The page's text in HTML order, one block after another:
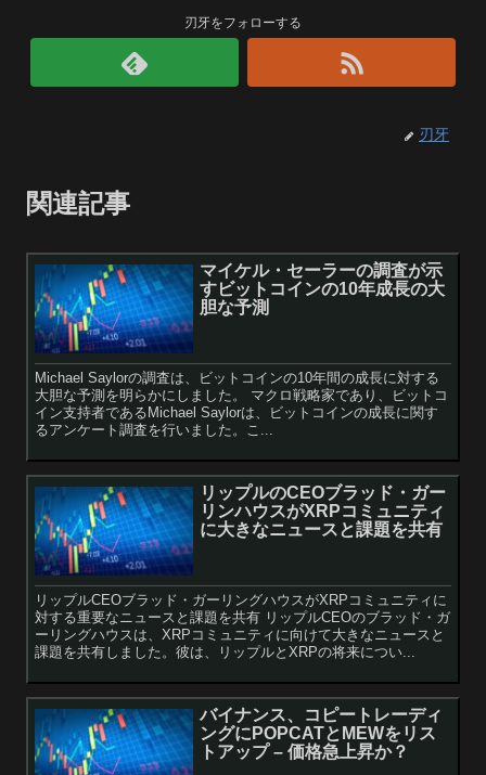
刃牙をフォローする
刃牙
関連記事
マイケル・セーラーの調査が示
すビットコインの10年成長の大
胆な予測
Michael Saylorの調査は、ビットコインの10年間の成長に対する
大胆な予測を明らかにしました。 マクロ戦略家であり、ビットコ
イン支持者であるMichael Saylorは、ビットコインの成長に関す
るアンケート調査を行いました。こ...
リップルのCEOブラッド・ガー
リンハウスがXRPコミュニティ
に大きなニュースと課題を共有
リップルCEOブラッド・ガーリングハウスがXRPコミュニティに
対する重要なニュースと課題を共有 リップルCEOのブラッド・ガ
ーリングハウスは、XRPコミュニティに向けて大きなニュースと
課題を共有しました。彼は、リップルとXRPの将来につい...
バイナンス、コピートレーディ
ングにPOPCATとMEWをリス
トアップ – 価格急上昇か？